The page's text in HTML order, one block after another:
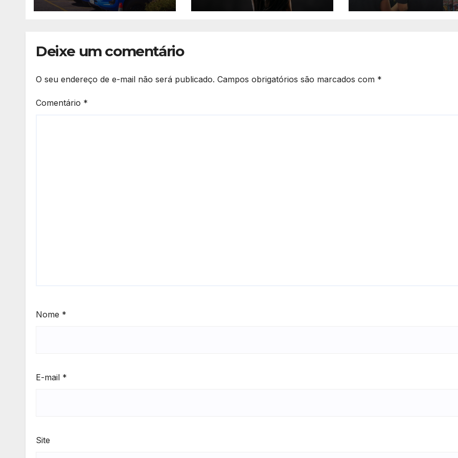
de feminicídio da
supermercado
Deixe um comentário
O seu endereço de e-mail não será publicado. Campos obrigatórios são marcados com *
Comentário *
Nome *
E-mail *
Site